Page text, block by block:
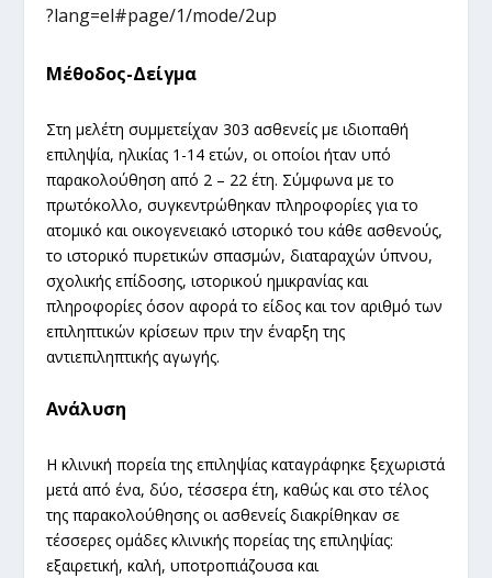
?lang=el#page/1/mode/2up
Μέθοδος-Δείγμα
Στη μελέτη συμμετείχαν 303 ασθενείς με ιδιοπαθή
επιληψία, ηλικίας 1-14 ετών, οι οποίοι ήταν υπό
παρακολούθηση από 2 – 22 έτη. Σύμφωνα με το
πρωτόκολλο, συγκεντρώθηκαν πληροφορίες για το
ατομικό και οικογενειακό ιστορικό του κάθε ασθενούς,
το ιστορικό πυρετικών σπασμών, διαταραχών ύπνου,
σχολικής επίδοσης, ιστορικού ημικρανίας και
πληροφορίες όσον αφορά το είδος και τον αριθμό των
επιληπτικών κρίσεων πριν την έναρξη της
αντιεπιληπτικής αγωγής.
Ανάλυση
Η κλινική πορεία της επιληψίας καταγράφηκε ξεχωριστά
μετά από ένα, δύο, τέσσερα έτη, καθώς και στο τέλος
της παρακολούθησης οι ασθενείς διακρίθηκαν σε
τέσσερες ομάδες κλινικής πορείας της επιληψίας:
εξαιρετική, καλή, υποτροπιάζουσα και